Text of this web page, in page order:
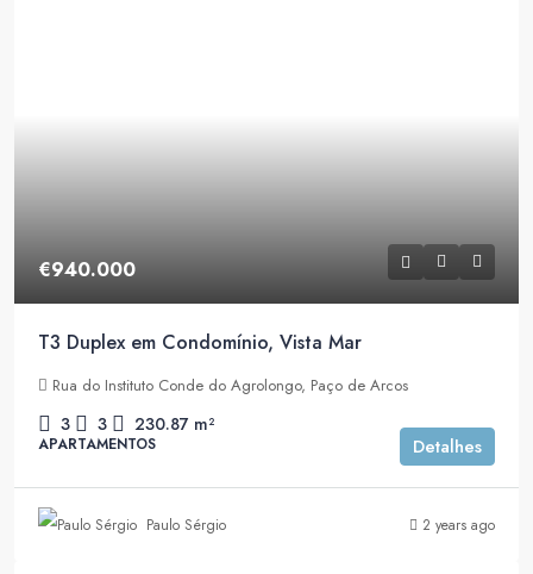
€940.000
T3 Duplex em Condomínio, Vista Mar
Rua do Instituto Conde do Agrolongo, Paço de Arcos
3 3 230.87 m²
APARTAMENTOS Detalhes
Paulo Sérgio 2 years ago